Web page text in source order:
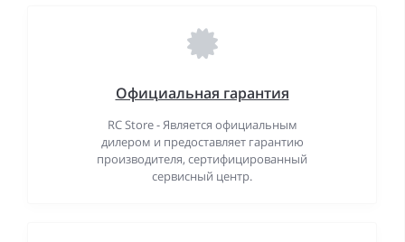
Официальная гарантия
RC Store - Является официальным
дилером и предоставляет гарантию
производителя, сертифицированный
сервисный центр.